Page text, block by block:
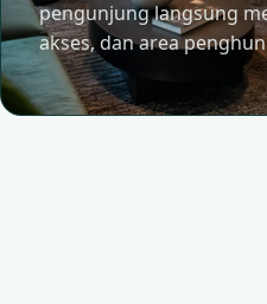
pengunjung langsung
akses, dan area